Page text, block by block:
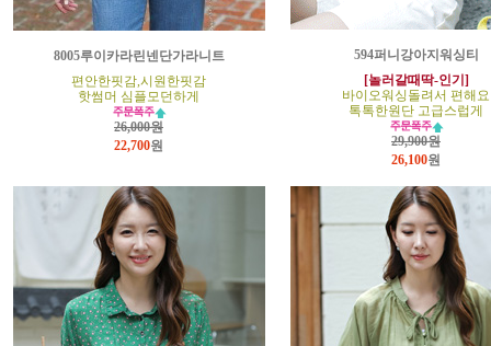
8005루이카라린넨단가라니트
편안한핏감,시원한핏감
핫썸머 심플모던하게
26,000원
22,700원
594퍼니강아지워싱티
[놀러갈때딱-인기]
바이오워싱돌려서 편해요
톡톡한원단 고급스럽게
29,900원
26,100원